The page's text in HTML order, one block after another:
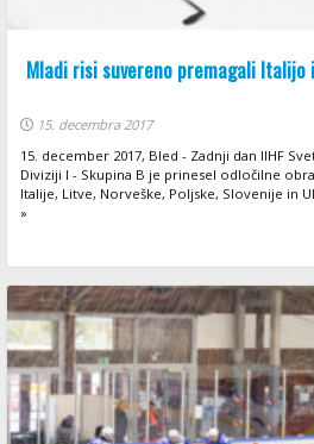
Mladi risi suvereno premagali Italijo
15. decembra 2017
15. december 2017, Bled - Zadnji dan IIHF
Diviziji I - Skupina B je prinesel odločilne
Italije, Litve, Norveške, Poljske, Slovenije in
»